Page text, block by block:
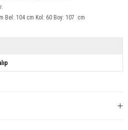
Bel: 104 cm Kol: 60 Boy: 107 cm